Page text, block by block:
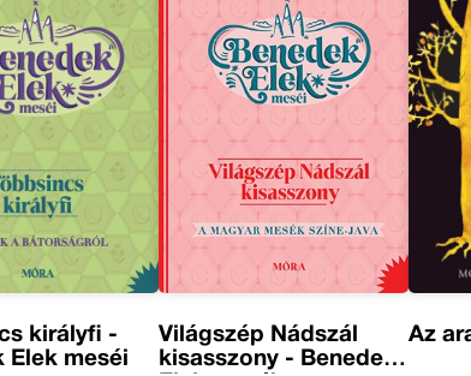
királyfi -
Elek meséi
Világszép Nádszál
kisasszony - Benedek
Az